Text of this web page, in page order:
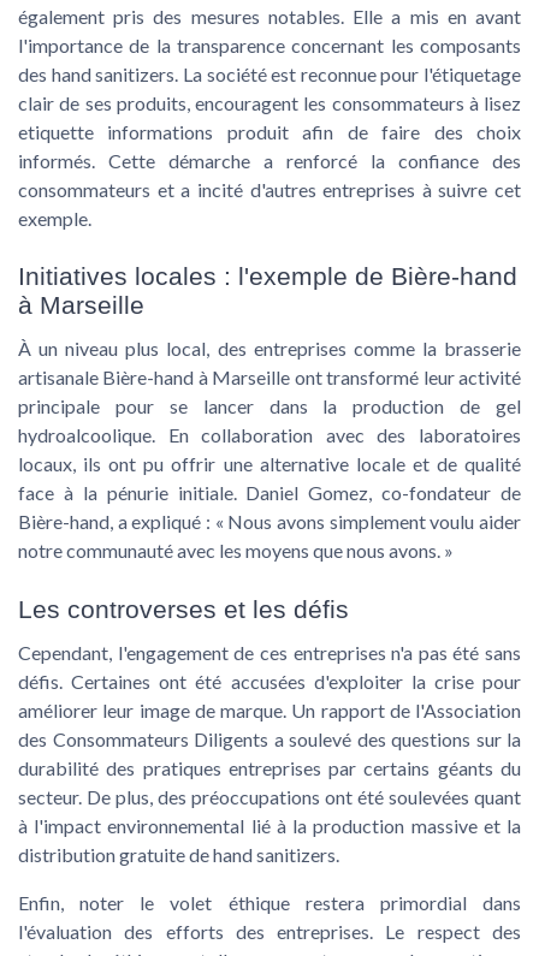
également pris des mesures notables. Elle a mis en avant
l'importance de la transparence concernant les composants
des hand sanitizers. La société est reconnue pour l'étiquetage
clair de ses produits, encouragent les consommateurs à lisez
etiquette informations produit afin de faire des choix
informés. Cette démarche a renforcé la confiance des
consommateurs et a incité d'autres entreprises à suivre cet
exemple.
Initiatives locales : l'exemple de Bière-hand
à Marseille
À un niveau plus local, des entreprises comme la brasserie
artisanale Bière-hand à Marseille ont transformé leur activité
principale pour se lancer dans la production de gel
hydroalcoolique. En collaboration avec des laboratoires
locaux, ils ont pu offrir une alternative locale et de qualité
face à la pénurie initiale. Daniel Gomez, co-fondateur de
Bière-hand, a expliqué : « Nous avons simplement voulu aider
notre communauté avec les moyens que nous avons. »
Les controverses et les défis
Cependant, l'engagement de ces entreprises n'a pas été sans
défis. Certaines ont été accusées d'exploiter la crise pour
améliorer leur image de marque. Un rapport de l'Association
des Consommateurs Diligents a soulevé des questions sur la
durabilité des pratiques entreprises par certains géants du
secteur. De plus, des préoccupations ont été soulevées quant
à l'impact environnemental lié à la production massive et la
distribution gratuite de hand sanitizers.
Enfin, noter le volet éthique restera primordial dans
l'évaluation des efforts des entreprises. Le respect des